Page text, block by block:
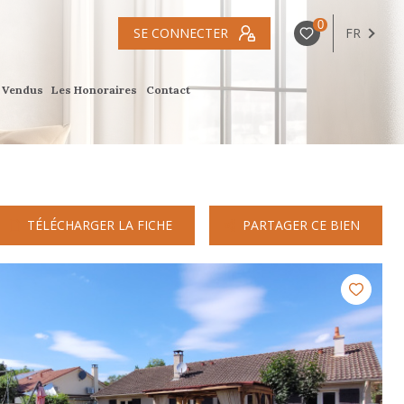
SE CONNECTER 0 FR
Les Honoraires Contact
TÉLÉCHARGER LA FICHE PARTAGER CE BIEN